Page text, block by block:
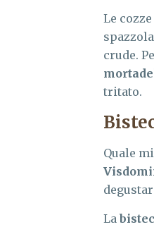
Le
crude.
tritato.
Quale
La